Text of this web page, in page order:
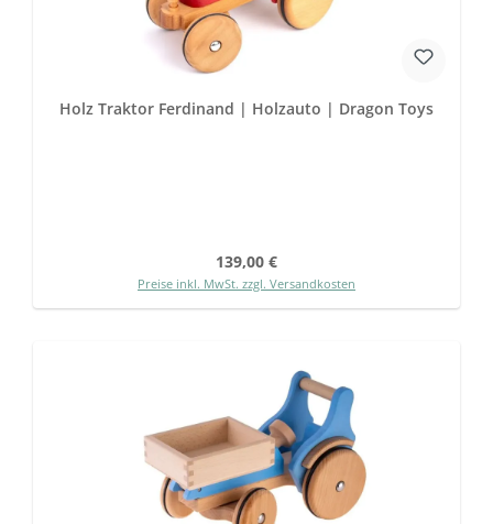
Holz Traktor Ferdinand | Holzauto | Dragon Toys
Regulärer Preis:
139,00 €
Preise inkl. MwSt. zzgl. Versandkosten